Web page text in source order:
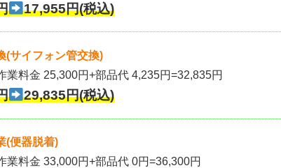
17,955円(税込)
(サイフォン管交換)
業料金 25,300円+部品代 4,235円=32,835円
29,835円(税込)
(便器脱着)
業料金 33,000円+部品代 0円=36,300円